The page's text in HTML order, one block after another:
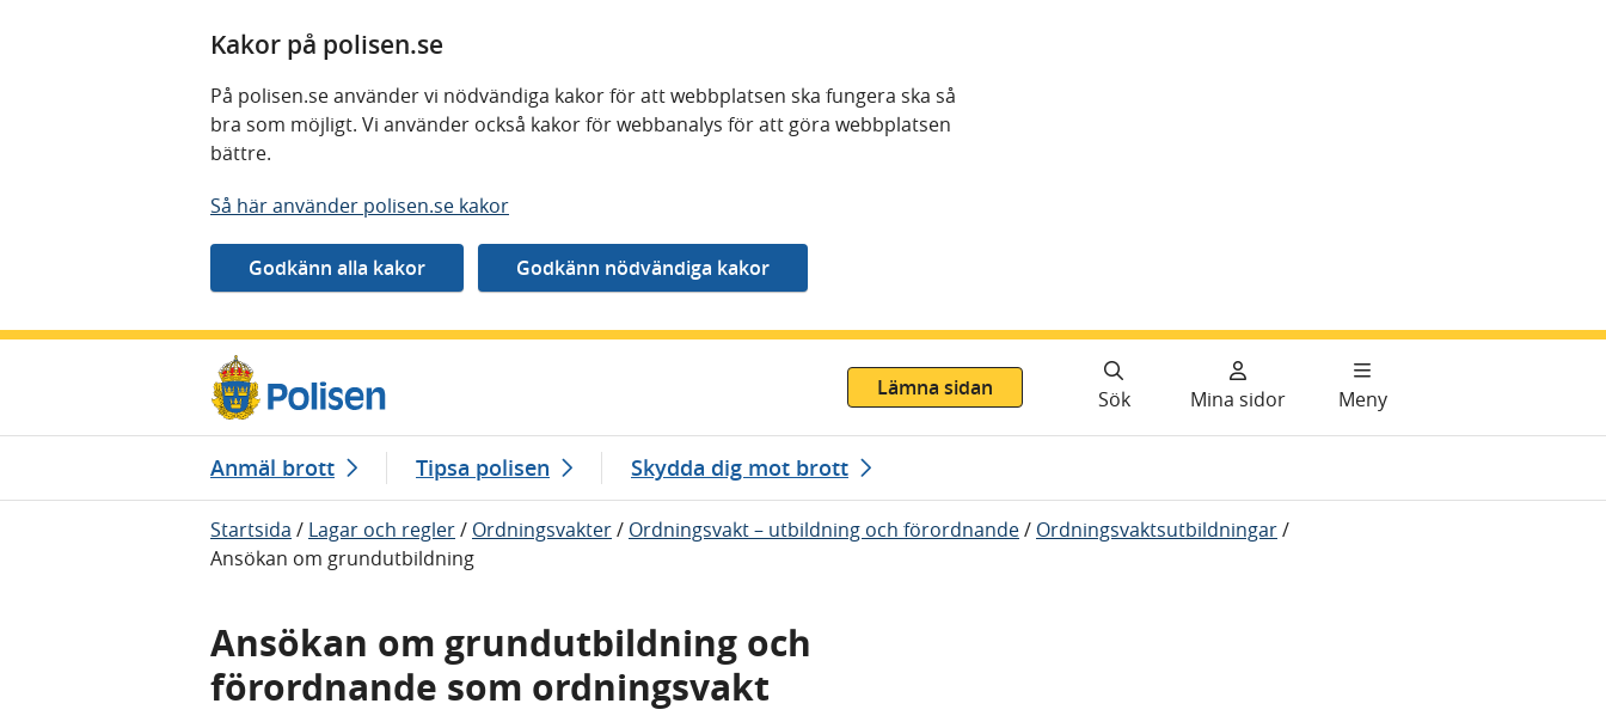
Kakor på polisen.se
På polisen.se använder vi nödvändiga kakor för att webbplatsen ska fungera ska så
bra som möjligt. Vi använder också kakor för webbanalys för att göra webbplatsen
bättre.
Så här använder polisen.se kakor
Lämna sidan
Sök Mina sidor Meny
Anmäl brott Tipsa polisen Skydda dig mot brott
Startsida / Lagar och regler/ Ordningsvakter/ Ordningsvakt – utbildning och förordnande/ Ordningsvaktsutbildningar/
Ansökan om grundutbildning
Ansökan om grundutbildning och
förordnande som ordningsvakt